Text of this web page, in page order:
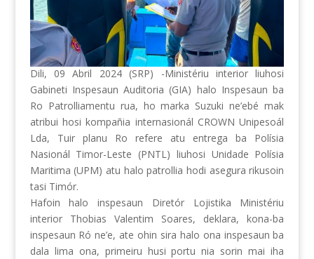
Dili, 09 Abril 2024 (SRP) -Ministériu interior liuhosi
Gabineti Inspesaun Auditoria (GIA) halo Inspesaun ba
Ro Patrolliamentu rua, ho marka Suzuki ne’ebé mak
atribui hosi kompañia internasionál CROWN Unipesoál
Lda, Tuir planu Ro refere atu entrega ba Polísia
Nasionál Timor-Leste (PNTL) liuhosi Unidade Polísia
Maritima (UPM) atu halo patrollia hodi asegura rikusoin
tasi Timór.
Hafoin halo inspesaun Diretór Lojistika Ministériu
interior Thobias Valentim Soares, deklara, kona-ba
inspesaun Ró ne’e, ate ohin sira halo ona inspesaun ba
dala lima ona, primeiru husi portu nia sorin mai iha